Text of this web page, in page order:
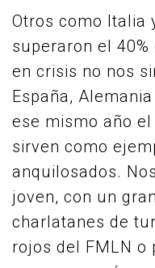
Otros como Italia
superaron el
en crisis no nos
España,
ese mismo año
sirven como
anquilosados.
joven, con un
charlatanes de
rojos del FMLN o